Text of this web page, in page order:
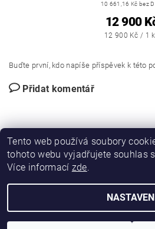
10 661,16 Kč bez
12 900
12 900 Kč / 1
Buďte první, kdo napíše příspěvek k této
Přidat komentář
DIRECT FORCE | JANÍSKOVÁ&LATA
2026 © DIRFORPRO, všechna práva vyhrazena
Tento web používá soubory
tohoto webu vyjadřujete souhlas
Více informací zde.